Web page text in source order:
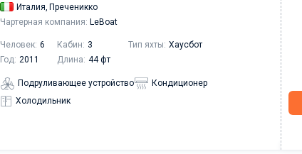
Италия, Преченикко
Чартерная компания: LeBoat
Человек: 6 Кабин: 3 Тип яхты: Хаусбот
Год: 2011 Длина: 44 фт
Подруливающее устройство
Кондиционер
Холодильник